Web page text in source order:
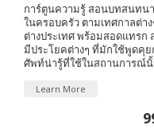
การ์ตูนความรู้ สอนบทสนทน
ในครอบครัว ตามเทศกาลต่า
ต่างประเทศ พร้อมสอดแทรก
มีประโยคต่างๆ ที่มักใช้พูดคุ
ศัพท์น่ารู้ที่ใช้ในสถานการณ์
Learn More